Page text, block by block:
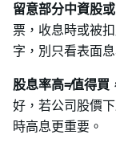
留意部分中資股
票，收息時或被
字，別只看表面
股息率高≠值得買
好，若公司股價
時高息更重要。